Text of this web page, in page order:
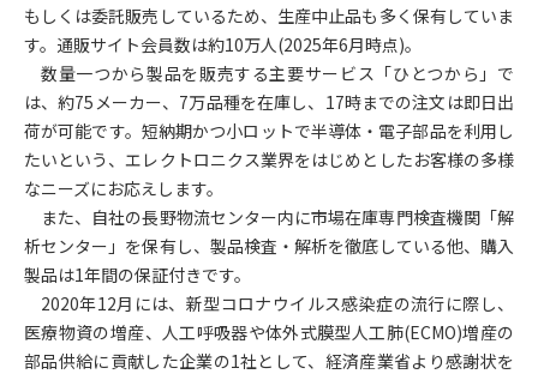
もしくは委託販売しているため、生産中止品も多く保有していま
す。通販サイト会員数は約10万人(2025年6月時点)。
数量一つから製品を販売する主要サービス「ひとつから」で
は、約75メーカー、7万品種を在庫し、17時までの注文は即日出
荷が可能です。短納期かつ小ロットで半導体・電子部品を利用し
たいという、エレクトロニクス業界をはじめとしたお客様の多様
なニーズにお応えします。
また、自社の長野物流センター内に市場在庫専門検査機関「解
析センター」を保有し、製品検査・解析を徹底している他、購入
製品は1年間の保証付きです。
2020年12月には、新型コロナウイルス感染症の流行に際し、
医療物資の増産、人工呼吸器や体外式膜型人工肺(ECMO)増産の
部品供給に貢献した企業の1社として、経済産業省より感謝状を